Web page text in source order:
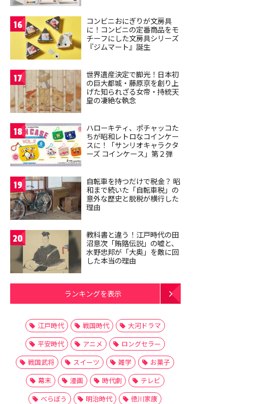
16
コンビニおにぎりが文房具
に！コンビニの定番商品をモ
チーフにした文房具シリーズ
『ジムマート』誕生
17
世界遺産決定で脚光！日本初
の巨大都城・藤原京を創り上
げた知られざる女帝・持統天
皇の凄絶な執念
18
ハローキティ、ポチャッコた
ちが昭和レトロなコインケー
スに！「サンリオキャラクタ
ーズ コインケース」第２弾
19
自転車を持つだけで税金？ 昭
和まで続いた「自転車税」の
意外な歴史と脱税が横行した
理由
20
教科書と違う！江戸時代の田
沼意次「賄賂伝説」の嘘と、
水野忠邦が「大奥」を敵に回
した本当の理由
ランキングを表示
江戸時代 戦国時代
大河ドラマ
平安時代
アニメ
ロングセラー
戦国武将
スイーツ 雑学
お菓子
幕末
漫画 時代劇
テレビ
べらぼう
明治時代
徳川家康